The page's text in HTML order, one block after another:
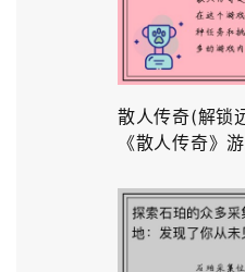
散人传奇(解
《散人传奇》